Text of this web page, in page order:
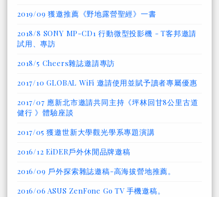
2019/09 獲邀推薦《野地露營聖經》一書
2018/8 SONY MP-CD1 行動微型投影機 - T客邦邀請
試用、專訪
2018/5 Cheers雜誌邀請專訪
2017/10 GLOBAL WiFi 邀請使用並賦予讀者專屬優惠
2017/07 應新北市邀請共同主持《坪林回甘8公里古道
健行 》體驗座談
2017/05 獲邀世新大學觀光學系專題演講
2016/12 EiDER戶外休閒品牌邀稿
2016/09 戶外探索雜誌邀稿-高海拔營地推薦。
2016/06 ASUS ZenFone Go TV 手機邀稿。